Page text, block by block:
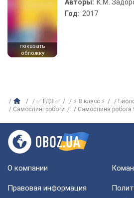
показать
обложку
Авторы: К.М.
Год: 2017
✅ ГДЗ ✅ ⚡ 8 класс ⚡
Самостійні роботи
Самостійна робота
О компании
Правовая информация